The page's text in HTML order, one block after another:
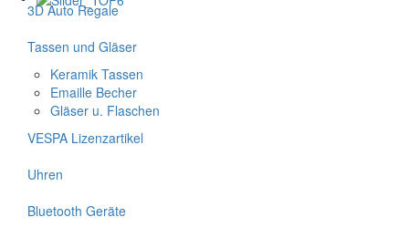
3D Auto Regale
Tassen und Gläser
Keramik Tassen
Emaille Becher
Gläser u. Flaschen
VESPA Lizenzartikel
Uhren
Bluetooth Geräte